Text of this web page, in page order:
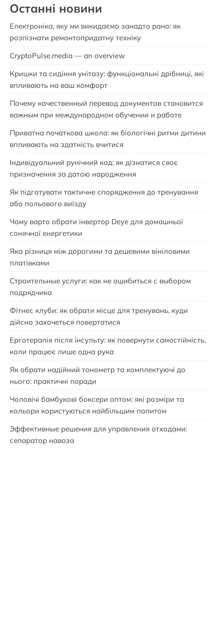
Останні новини
Електроніка, яку ми викидаємо занадто рано: як
розпізнати ремонтопридатну техніку
CryptoPulse.media — an overview
Кришки та сидіння унітазу: функціональні дрібниці, які
впливають на ваш комфорт
Почему качественный перевод документов становится
важным при международном обучении и работе
Приватна початкова школа: як біологічні ритми дитини
впливають на здатність вчитися
Індивідуальний рунічний код: як дізнатися своє
призначення за датою народження
Як підготувати тактичне спорядження до тренування
або польового виїзду
Чому варто обрати інвертор Deye для домашньої
сонячної енергетики
Яка різниця між дорогими та дешевими вініловими
платівками
Строительные услуги: как не ошибиться с выбором
подрядчика
Фітнес клуби: як обрати місце для тренувань, куди
дійсно захочеться повертатися
Ерготерапія після інсульту: як повернути самостійність,
коли працює лише одна рука
Як обрати надійний тонометр та комплектуючі до
нього: практичні поради
Чоловічі бамбукові боксери оптом: які розміри та
кольори користуються найбільшим попитом
Эффективные решения для управления отходами:
сепаратор навоза